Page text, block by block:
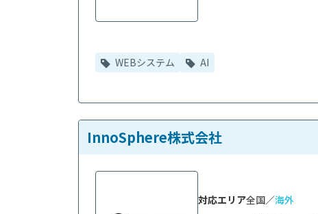
WEBシステム AI
InnoSphere株式会社
対応エリア全国／海外